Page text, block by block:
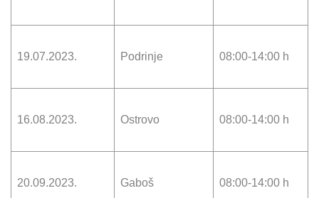
19.07.2023. Podrinje 08:00-14:00 h
16.08.2023. Ostrovo 08:00-14:00 h
20.09.2023. Gaboš 08:00-14:00 h